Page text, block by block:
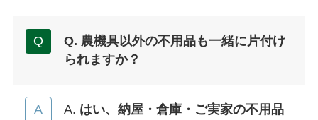
Q. 農機具以外の不用品も一緒に片付け
られますか？
A. はい、納屋・倉庫・ご実家の不用品